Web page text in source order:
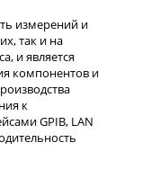
измерений и
так и на
и является
компонентов и
к
GPIB, LAN